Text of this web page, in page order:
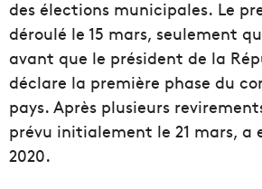
des élections municipales. Le
déroulé le 15 mars, seulement
avant que le président de la
déclare la première phase du
pays. Après plusieurs
prévu initialement le 21 mars, a
2020.